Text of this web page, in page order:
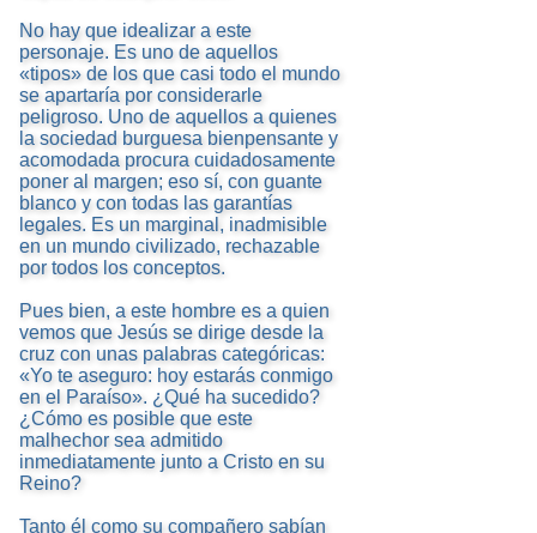
No hay que idealizar a este
personaje. Es uno de aquellos
«tipos» de los que casi todo el mundo
se apartaría por considerarle
peligroso. Uno de aquellos a quienes
la sociedad burguesa bienpensante y
acomodada procura cuidadosamente
poner al margen; eso sí, con guante
blanco y con todas las garantías
legales. Es un marginal, inadmisible
en un mundo civilizado, rechazable
por todos los conceptos.
Pues bien, a este hombre es a quien
vemos que Jesús se dirige desde la
cruz con unas palabras categóricas:
«Yo te aseguro: hoy estarás conmigo
en el Paraíso». ¿Qué ha sucedido?
¿Cómo es posible que este
malhechor sea admitido
inmediatamente junto a Cristo en su
Reino?
Tanto él como su compañero sabían